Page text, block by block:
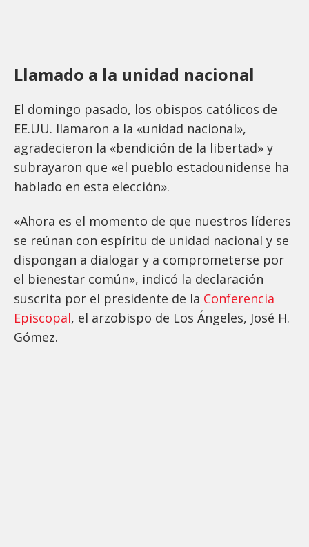
Llamado a la unidad nacional
El domingo pasado, los obispos católicos de
EE.UU. llamaron a la «unidad nacional»,
agradecieron la «bendición de la libertad» y
subrayaron que «el pueblo estadounidense ha
hablado en esta elección».
«Ahora es el momento de que nuestros líderes
se reúnan con espíritu de unidad nacional y se
dispongan a dialogar y a comprometerse por
el bienestar común», indicó la declaración
suscrita por el presidente de la Conferencia
Episcopal, el arzobispo de Los Ángeles, José H.
Gómez.